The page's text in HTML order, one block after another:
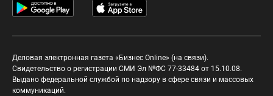
Деловая электронная газета «Бизнес Online» (на связи).
Свидетельство о регистрации СМИ Эл №ФС 77-33484 от 15.10.08.
Выдано федеральной службой по надзору в сфере связи и массовых
коммуникаций.